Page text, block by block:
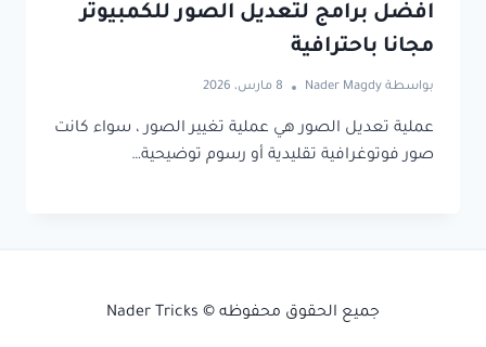
افضل برامج لتعديل الصور للكمبيوتر
مجانا باحترافية
بواسطة Nader Magdy 8 مارس، 2026
عملية تعديل الصور هي عملية تغيير الصور ، سواء كانت
صور فوتوغرافية تقليدية أو رسوم توضيحية…
جميع الحقوق محفوظه © Nader Tricks